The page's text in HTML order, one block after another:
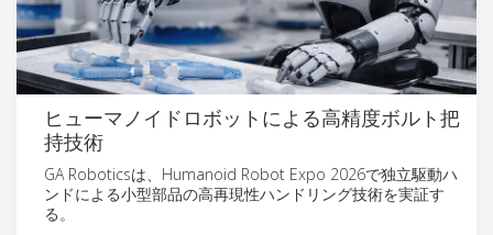
ヒューマノイドロボットによる高精度ボルト把
持技術
GA Roboticsは、Humanoid Robot Expo 2026で独立駆動ハ
ンドによる小型部品の高再現性ハンドリング技術を実証す
る。